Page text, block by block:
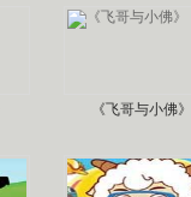
《飞哥与小佛》